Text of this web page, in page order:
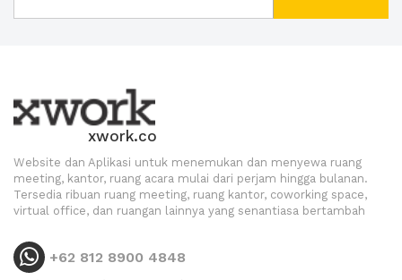
xwork.co
Website dan Aplikasi untuk menemukan dan menyewa ruang
meeting, kantor, ruang acara mulai dari perjam hingga bulanan.
Tersedia ribuan ruang meeting, ruang kantor, coworking space,
virtual office, dan ruangan lainnya yang senantiasa bertambah
+62 812 8900 4848